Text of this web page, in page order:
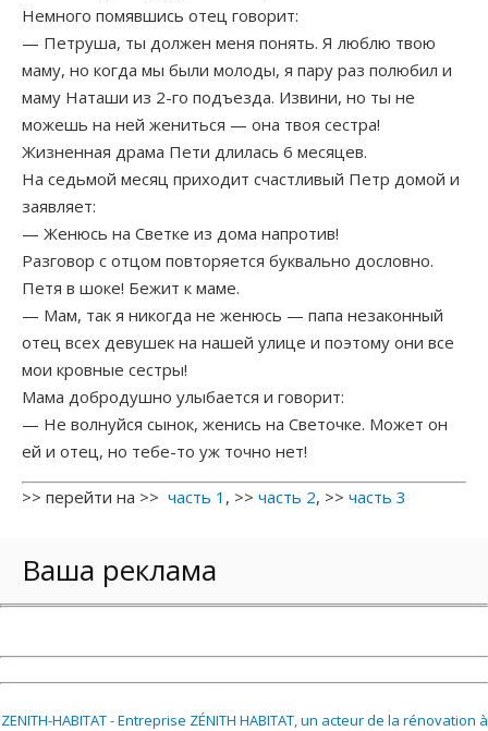
Немного помявшись отец говорит:
— Петруша, ты должен меня понять. Я люблю твою
маму, но когда мы были молоды, я пару раз полюбил и
маму Наташи из 2-го подъезда. Извини, но ты не
можешь на ней жениться — она твоя сестра!
Жизненная драма Пети длилась 6 месяцев.
На седьмой месяц приходит счастливый Петр домой и
заявляет:
— Женюсь на Светке из дома напротив!
Разговор с отцом повторяется буквально дословно.
Петя в шоке! Бежит к маме.
— Мам, так я никогда не женюсь — папа незаконный
отец всех девушек на нашей улице и поэтому они все
мои кровные сестры!
Мама добродушно улыбается и говорит:
— Не волнуйся сынок, женись на Светочке. Может он
ей и отец, но тебе-то уж точно нет!
>> перейти на >> часть 1 , >> часть 2, >> часть 3
Ваша реклама
ZENITH-HABITAT - Entreprise ZÉNITH HABITAT, un acteur de la rénovation à